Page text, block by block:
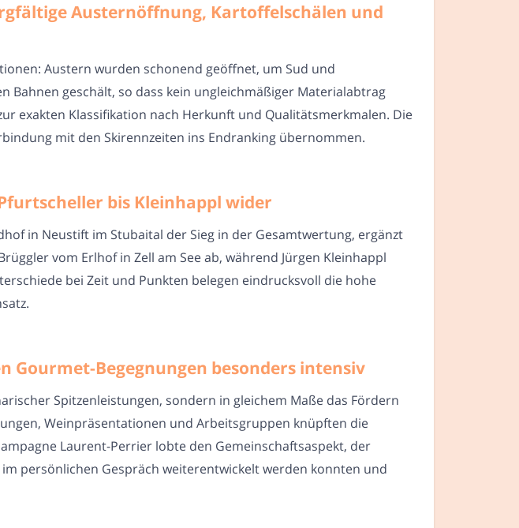
Austernöffnung, Kartoffelschälen und
Austern wurden schonend geöffnet, um Sud und
geschält, so dass kein ungleichmäßiger Materialabtrag
exakten Klassifikation nach Herkunft und Qualitätsmerkmalen. Die
mit den Skirennzeiten ins Endranking übernommen.
bis Kleinhappl wider
in Neustift im Stubaital der Sieg in der Gesamtwertung, ergänzt
vom Erlhof in Zell am See ab, während Jürgen Kleinhappl
bei Zeit und Punkten belegen eindrucksvoll die hohe
Gourmet-Begegnungen besonders intensiv
Spitzenleistungen, sondern in gleichem Maße das Fördern
Weinpräsentationen und Arbeitsgruppen knüpften die
Laurent-Perrier lobte den Gemeinschaftsaspekt, der
persönlichen Gespräch weiterentwickelt werden konnten und